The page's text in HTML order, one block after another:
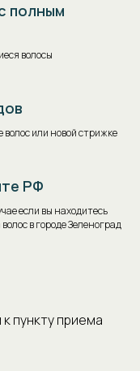
полным
волосы
волос или новой стрижке
РФ
если вы находитесь
в городе Зеленоград
пункту приема